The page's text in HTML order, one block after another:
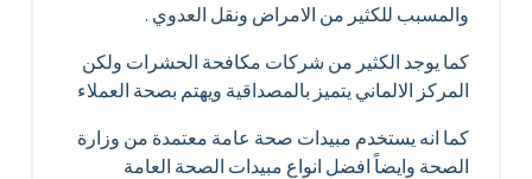
والمسبب للكثير من الامراض ونقل العدوي .
كما يوجد الكثير من شركات مكافحة الحشرات ولكن
المركز الالماني يتميز بالمصداقية ويهتم بصحة العملاء
كما انه يستخدم مبيدات صحة عامة معتمدة من وزارة
الصحة وايضاً افضل انواع مبيدات الصحة العامة